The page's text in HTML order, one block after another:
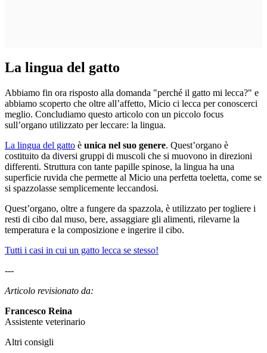
La lingua del gatto
Abbiamo fin ora risposto alla domanda "perché il gatto mi lecca?" e
abbiamo scoperto che oltre all’affetto, Micio ci lecca per conoscerci
meglio. Concludiamo questo articolo con un piccolo focus
sull’organo utilizzato per leccare: la lingua.
La lingua del gatto è unica nel suo genere. Quest’organo è
costituito da diversi gruppi di muscoli che si muovono in direzioni
differenti. Struttura con tante papille spinose, la lingua ha una
superficie ruvida che permette al Micio una perfetta toeletta, come se
si spazzolasse semplicemente leccandosi.
Quest’organo, oltre a fungere da spazzola, è utilizzato per togliere i
resti di cibo dal muso, bere, assaggiare gli alimenti, rilevarne la
temperatura e la composizione e ingerire il cibo.
Tutti i casi in cui un gatto lecca se stesso!
---
Articolo revisionato da:
Francesco Reina
Assistente veterinario
Altri consigli